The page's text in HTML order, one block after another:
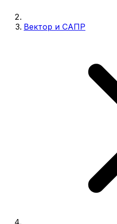
Вектор и САПР